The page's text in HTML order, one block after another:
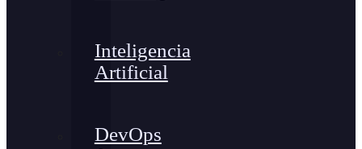
Inteligencia
Artificial
DevOps